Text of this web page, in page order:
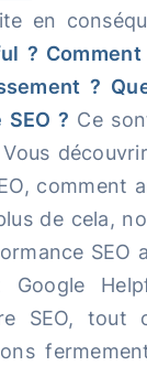
en
?
?
? Ce
de cela,
SEO
Google
SEO,